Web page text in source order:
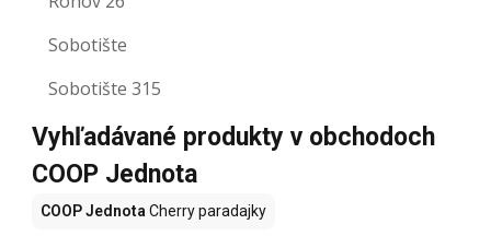
Sobotište
Sobotište 315
Vyhľadávané produkty v obchodoch
COOP Jednota
COOP JednotaCherry paradajky